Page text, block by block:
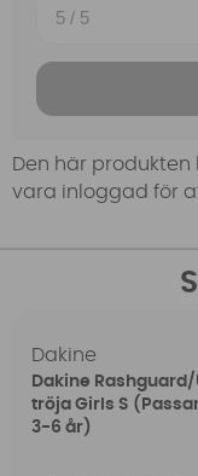
Den här produkten
vara inloggad för
Dakine
Dakine
tröja Girls S
3-6 år)